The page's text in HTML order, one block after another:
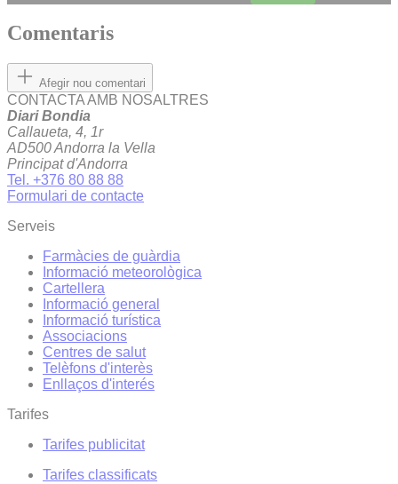
Comentaris
Afegir nou comentari
CONTACTA AMB NOSALTRES
Diari Bondia
Callaueta, 4, 1r
AD500 Andorra la Vella
Principat d'Andorra
Tel. +376 80 88 88
Formulari de contacte
Serveis
Farmàcies de guàrdia
Informació meteorològica
Cartellera
Informació general
Informació turística
Associacions
Centres de salut
Telèfons d'interès
Enllaços d'interés
Tarifes
Tarifes publicitat
Tarifes classificats